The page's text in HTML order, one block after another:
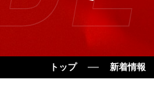
トップ 新着情報